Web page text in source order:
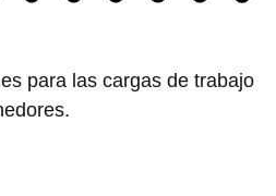
para las cargas de trabajo